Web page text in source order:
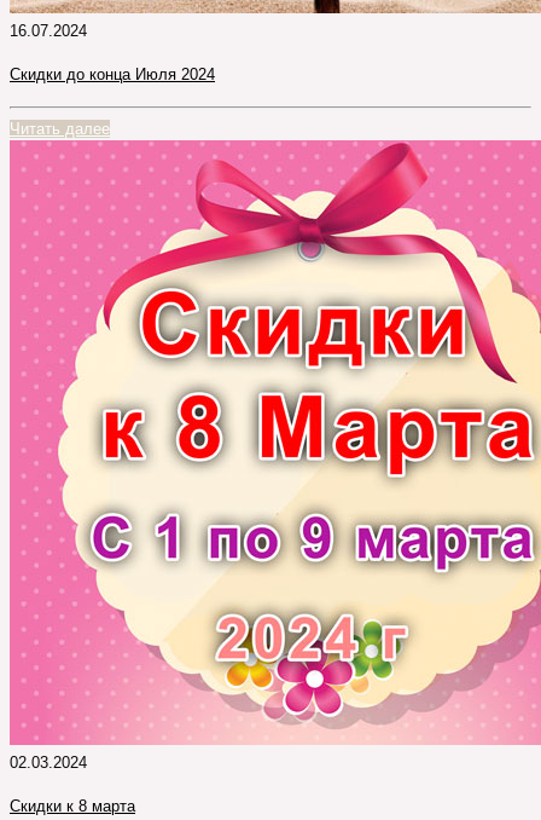
16.07.2024
Скидки до конца Июля 2024
Читать далее
02.03.2024
Cкидки к 8 марта